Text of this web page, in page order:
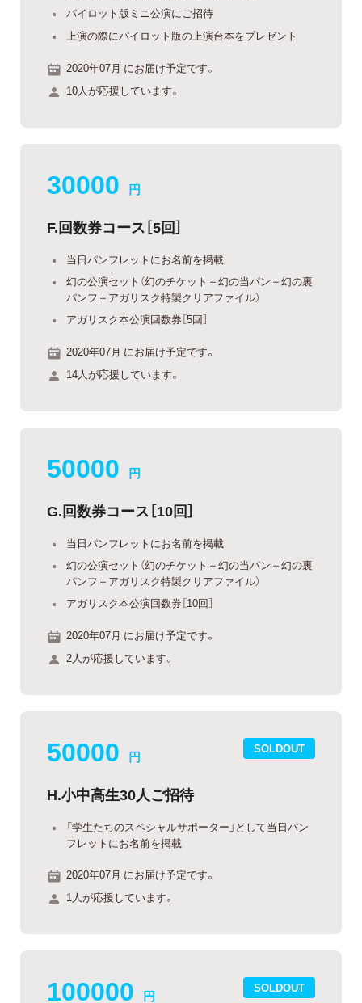
パイロット版ミニ公演にご招待
上演の際にパイロット版の上演台本をプレゼント
2020年07月 にお届け予定です。
10人が応援しています。
30000 円
F.回数券コース［5回］
当日パンフレットにお名前を掲載
幻の公演セット（幻のチケット＋幻の当パン＋幻の裏
パンフ＋アガリスク特製クリアファイル）
アガリスク本公演回数券［5回］
2020年07月 にお届け予定です。
14人が応援しています。
50000 円
G.回数券コース［10回］
当日パンフレットにお名前を掲載
幻の公演セット（幻のチケット＋幻の当パン＋幻の裏
パンフ＋アガリスク特製クリアファイル）
アガリスク本公演回数券［10回］
2020年07月 にお届け予定です。
2人が応援しています。
SOLDOUT
50000 円
H.小中高生30人ご招待
「学生たちのスペシャルサポーター」として当日パン
フレットにお名前を掲載
2020年07月 にお届け予定です。
1人が応援しています。
SOLDOUT
100000 円